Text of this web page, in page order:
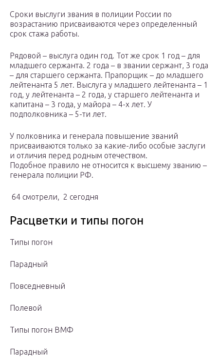
Сроки выслуги звания в полиции России по
возрастанию присваиваются через определенный
срок стажа работы.
Рядовой – выслуга один год. Тот же срок 1 год – для
младшего сержанта. 2 года – в звании сержант, 3 года
– для старшего сержанта. Прапорщик – до младшего
лейтенанта 5 лет. Выслуга у младшего лейтенанта – 1
год, у лейтенанта – 2 года, у старшего лейтенанта и
капитана – 3 года, у майора – 4-х лет. У
подполковника – 5-ти лет.
У полковника и генерала повышение званий
присваиваются только за какие-либо особые заслуги
и отличия перед родным отечеством.
Подобное правило не относится к высшему званию –
генерала полиции РФ.
64 смотрели, 2 сегодня
Расцветки и типы погон
Типы погон
Парадный
Повседневный
Полевой
Типы погон ВМФ
Парадный